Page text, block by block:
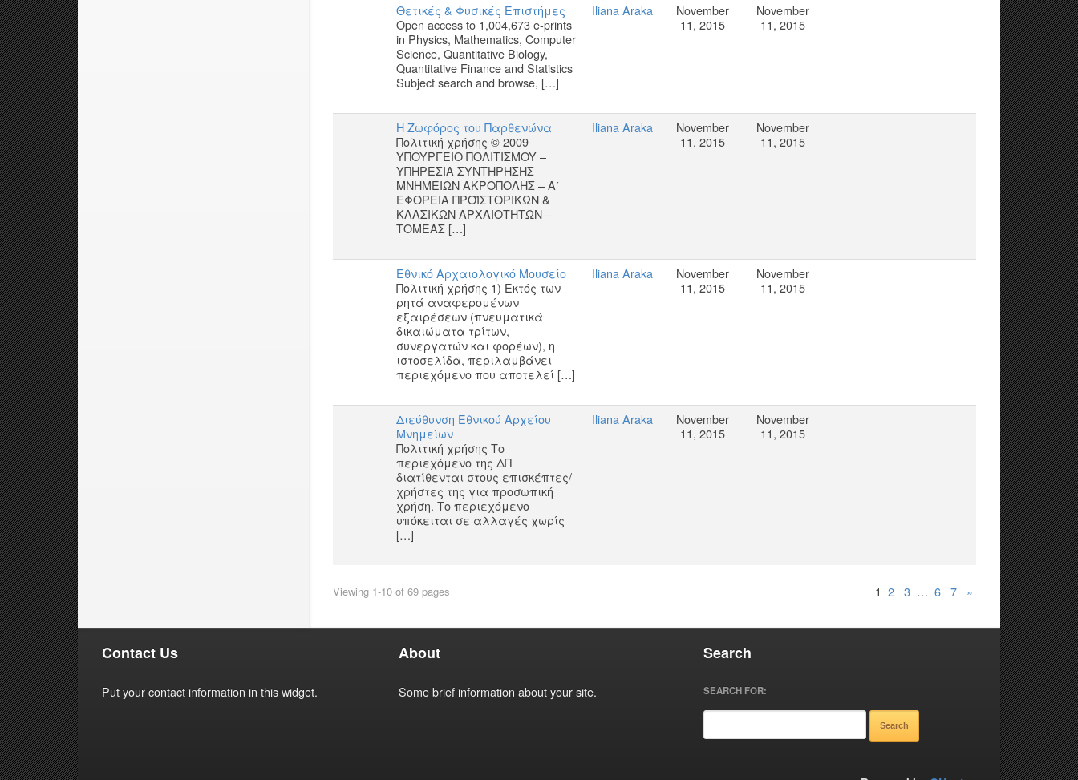
Θετικές & Φυσικές Επιστήμες
Open access to 1,004,673 e-prints
in Physics, Mathematics, Computer
Science, Quantitative Biology,
Quantitative Finance and Statistics
Subject search and browse, […]
Iliana Araka
November
11, 2015
November
11, 2015
Η Ζωφόρος του Παρθενώνα
Πολιτική χρήσης © 2009
YΠOYPΓEIO ΠOΛITIΣMOY –
YΠΗΡΕΣΙΑ ΣΥΝΤΗΡΗΣΗΣ
ΜΝΗΜΕΙΩΝ ΑΚΡΟΠΟΛΗΣ – Α΄
ΕΦΟΡΕΙΑ ΠΡΟΪΣΤΟΡΙΚΩΝ &
ΚΛΑΣΙΚΩΝ ΑΡΧΑΙΟΤΗΤΩΝ –
ΤΟΜΕΑΣ […]
Iliana Araka
November
11, 2015
November
11, 2015
Εθνικό Αρχαιολογικό Μουσείο
Πολιτική χρήσης 1) Εκτός των
ρητά αναφερομένων
εξαιρέσεων (πνευματικά
δικαιώματα τρίτων,
συνεργατών και φορέων), η
ιστοσελίδα, περιλαμβάνει
περιεχόμενο που αποτελεί […]
Iliana Araka
November
11, 2015
November
11, 2015
Διεύθυνση Εθνικού Αρχείου
Μνημείων
Πολιτική χρήσης Το
περιεχόμενο της ΔΠ
διατίθενται στους επισκέπτες/
χρήστες της για προσωπική
χρήση. Το περιεχόμενο
υπόκειται σε αλλαγές χωρίς
[…]
Iliana Araka
November
11, 2015
November
11, 2015
Viewing 1-10 of 69 pages 1 2 3 … 6 7 »
Contact Us
Put your contact information in this widget.
About
Some brief information about your site.
Search
SEARCH FOR: